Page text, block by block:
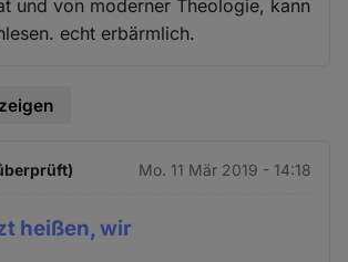
und von moderner Theologie, kann
echt erbärmlich.
Mo. 11 Mär 2019 - 14:18
heißen, wir